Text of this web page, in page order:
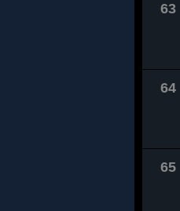
63
64
65